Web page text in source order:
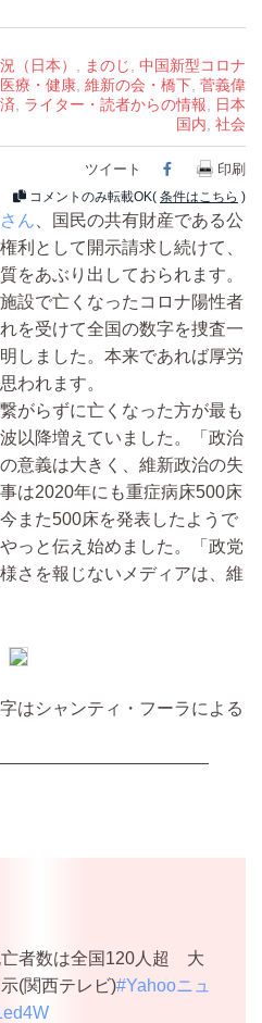
（日本） , まのじ, 中国新型コロナ
医療・健康, 維新の会・橋下, 菅義偉
, ライター・読者からの情報, 日本
国内, 社会
ツイート Facebook
印刷
コメントのみ転載OK( 条件はこちら )
ん 、国民の共有財産である公
利として開示請求し続けて、
をあぶり出しておられます。
設で亡くなったコロナ陽性者
を受けて全国の数字を捜査一
しました。本来であれば厚労
われます。
がらずに亡くなった方が最も
以降増えていました。「政治
意義は大きく、維新政治の失
は2020年にも重症病床500床
また500床を発表したようで
っと伝え始めました。「政党
さを報じないメディアは、維
はシャンティ・フーラによる
亡者数は全国120人超 大
(関西テレビ)#Yahooニュ